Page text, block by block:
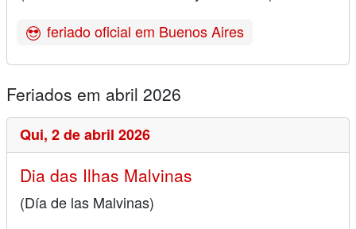
feriado oficial em Buenos Aires
Feriados em abril 2026
Qui, 2 de abril 2026
Dia das Ilhas Malvinas
(Día de las Malvinas)